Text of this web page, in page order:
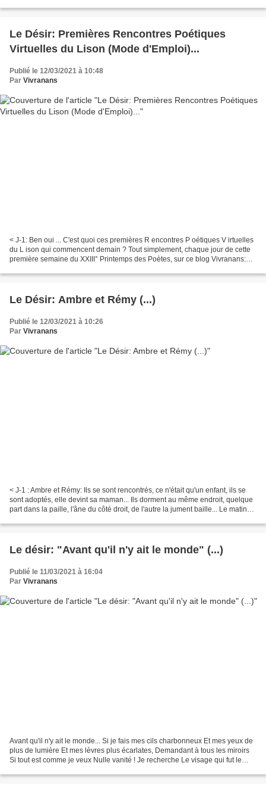
Le Désir: Premières Rencontres Poétiques
Virtuelles du Lison (Mode d'Emploi)...
Publié le 12/03/2021 à 10:48
Par Vivranans
< J-1: Ben oui ... C'est quoi ces premières R encontres P oétiques V irtuelles
du L ison qui commencent demain ? Tout simplement, chaque jour de cette
première semaine du XXIII° Printemps des Poètes, sur ce blog Vivranans:
Le Désir: Ambre et Rémy (...)
Publié le 12/03/2021 à 10:26
Par Vivranans
< J-1 : Ambre et Rémy: Ils se sont rencontrés, ce n'était qu'un enfant, ils se
sont adoptés, elle devint sa maman... Ils dorment au même endroit, quelque
part dans la paille, l'âne du côté droit, de l'autre la jument baille... Le matin
Le désir: "Avant qu'il n'y ait le monde" (...)
Publié le 11/03/2021 à 16:04
Par Vivranans
Avant qu'il n'y ait le monde... Si je fais mes cils charbonneux Et mes yeux de
plus de lumière Et mes lèvres plus écarlates, Demandant à tous les miroirs
Si tout est comme je veux Nulle vanité ! Je recherche Le visage qui fut le